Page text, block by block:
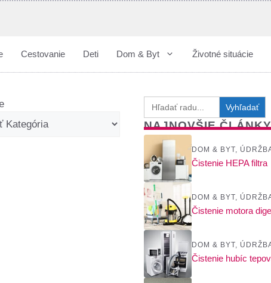
Cestovanie Deti Dom & Byt Životné situácie
for:
NAJNOVŠIE ČLÁNKY
DOM & BYT,
Čistenie HEPA filtra
DOM & BYT,
Čistenie motora
DOM & BYT,
Čistenie hubíc